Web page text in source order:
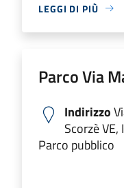
LEGGI DI PIÙ
Parco Via
Indirizzo
Scorzè VE,
Parco pubblico